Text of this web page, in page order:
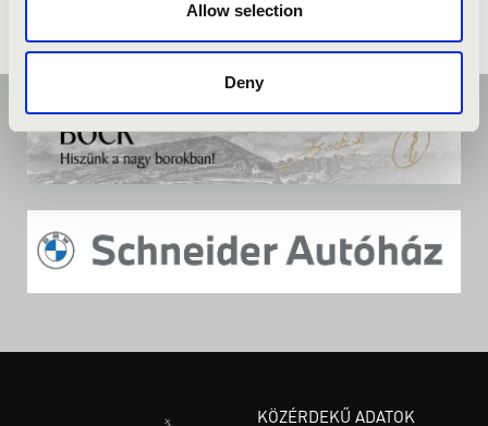
Allow selection
Deny
KÖZÉRDEKŰ ADATOK